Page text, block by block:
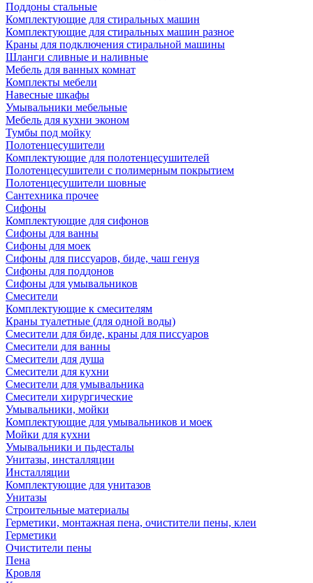
Поддоны стальные
Комплектующие для стиральных машин
Комплектующие для стиральных машин разное
Краны для подключения стиральной машины
Шланги сливные и наливные
Мебель для ванных комнат
Комплекты мебели
Навесные шкафы
Умывальники мебельные
Мебель для кухни эконом
Тумбы под мойку
Полотенцесушители
Комплектующие для полотенцесушителей
Полотенцесушители с полимерным покрытием
Полотенцесушители шовные
Сантехника прочее
Сифоны
Комплектующие для сифонов
Сифоны для ванны
Сифоны для моек
Сифоны для писсуаров, биде, чаш генуя
Сифоны для поддонов
Сифоны для умывальников
Смесители
Комплектующие к смесителям
Краны туалетные (для одной воды)
Смесители для биде, краны для писсуаров
Смесители для ванны
Смесители для душа
Смесители для кухни
Смесители для умывальника
Смесители хирургические
Умывальники, мойки
Комплектующие для умывальников и моек
Мойки для кухни
Умывальники и пьдесталы
Унитазы, инсталляции
Инсталляции
Комплектующие для унитазов
Унитазы
Строительные материалы
Герметики, монтажная пена, очистители пены, клеи
Герметики
Очистители пены
Пена
Кровля